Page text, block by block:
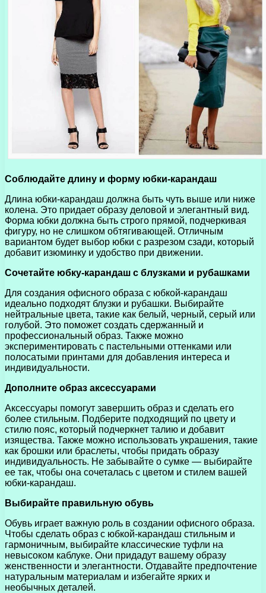
Соблюдайте длину и форму юбки-карандаш
Длина юбки-карандаш должна быть чуть выше или ниже
колена. Это придает образу деловой и элегантный вид.
Форма юбки должна быть строго прямой, подчеркивая
фигуру, но не слишком обтягивающей. Отличным
вариантом будет выбор юбки с разрезом сзади, который
добавит изюминку и удобство при движении.
Сочетайте юбку-карандаш с блузками и рубашками
Для создания офисного образа с юбкой-карандаш
идеально подходят блузки и рубашки. Выбирайте
нейтральные цвета, такие как белый, черный, серый или
голубой. Это поможет создать сдержанный и
профессиональный образ. Также можно
экспериментировать с пастельными оттенками или
полосатыми принтами для добавления интереса и
индивидуальности.
Дополните образ аксессуарами
Аксессуары помогут завершить образ и сделать его
более стильным. Подберите подходящий по цвету и
стилю пояс, который подчеркнет талию и добавит
изящества. Также можно использовать украшения, такие
как брошки или браслеты, чтобы придать образу
индивидуальность. Не забывайте о сумке — выбирайте
ее так, чтобы она сочеталась с цветом и стилем вашей
юбки-карандаш.
Выбирайте правильную обувь
Обувь играет важную роль в создании офисного образа.
Чтобы сделать образ с юбкой-карандаш стильным и
гармоничным, выбирайте классические туфли на
невысоком каблуке. Они придадут вашему образу
женственности и элегантности. Отдавайте предпочтение
натуральным материалам и избегайте ярких и
необычных деталей.